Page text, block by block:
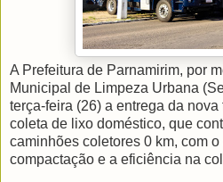
A Prefeitura de Parnamirim, por
Municipal de Limpeza Urbana
terça-feira (26) a entrega da nova
coleta de lixo doméstico, que
caminhões coletores 0 km, com
compactação e a eficiência na